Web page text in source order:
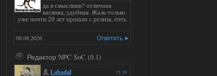
да в смыслиии? отличная
васянка, удобная. Жаль только
уже почти 20 лет прошло с релиза, ёпть
Ответить ➤
08.08.2026
Редактор NPC SoC (0.1)
15:39
Labadal